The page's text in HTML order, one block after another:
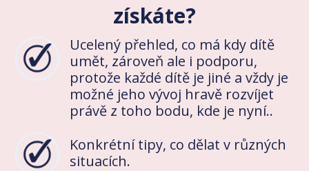
získáte?
Ucelený přehled, co má kdy dítě
umět, zároveň ale i podporu,
protože každé dítě je jiné a vždy je
možné jeho vývoj hravě rozvíjet
právě z toho bodu, kde je nyní..
Konkrétní tipy, co dělat v různých
situacích.